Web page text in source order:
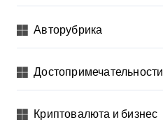
Авторубрика
Достопримечательности
Криптовалюта и бизнес